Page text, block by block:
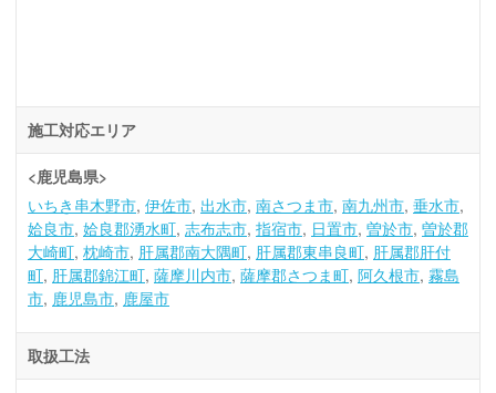
施工対応エリア
<鹿児島県>
いちき串木野市 伊佐市 出水市 南さつま市 南九州市 垂水市
姶良市 姶良郡湧水町 志布志市 指宿市 日置市 曽於市 曽於郡
大崎町 枕崎市 肝属郡南大隅町 肝属郡東串良町 肝属郡肝付
町 肝属郡錦江町 薩摩川内市 薩摩郡さつま町 阿久根市 霧島
市 鹿児島市 鹿屋市
取扱工法